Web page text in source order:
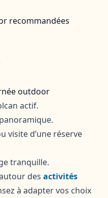
recommandées
outdoor
actif.
visite d’une réserve
tranquille.
des activités
à adapter vos choix